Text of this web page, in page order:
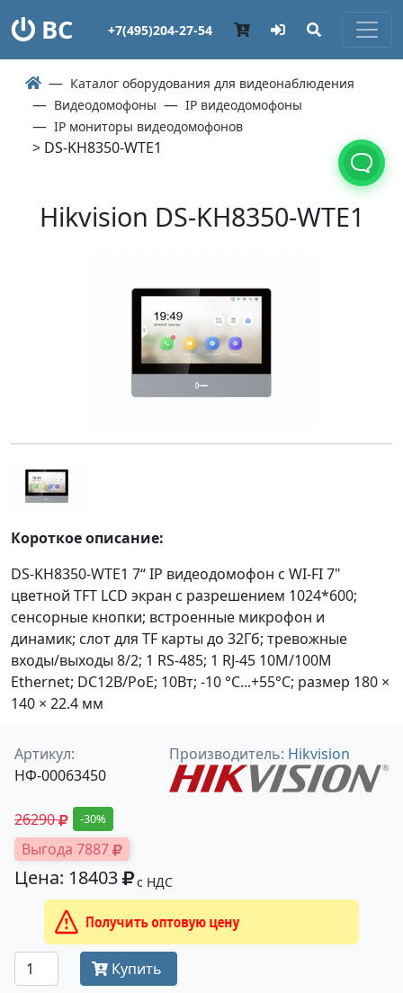
ВС +7(495)204-27-54
Каталог оборудования для видеонаблюдения
Видеодомофоны
IP видеодомофоны
IP мониторы видеодомофонов
> DS-KH8350-WTE1
Hikvision DS-KH8350-WTE1
Короткое описание:
DS-KH8350-WTE1 7“ IP видеодомофон с WI-FI 7"
цветной TFT LCD экран с разрешением 1024*600;
сенсорные кнопки; встроенные микрофон и
динамик; слот для TF карты до 32Гб; тревожные
входы/выходы 8/2; 1 RS-485; 1 RJ-45 10M/100M
Ethernet; DC12В/PoE; 10Вт; -10 °C...+55°C; размер 180 ×
140 × 22.4 мм
Артикул:
НФ-00063450
Производитель: Hikvision
26290 -30%
Выгода 7887
Цена: 18403 с НДС
Получить оптовую цену
Купить